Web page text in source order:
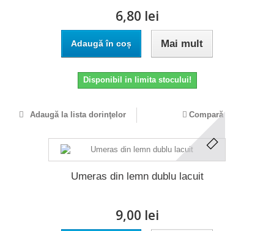
6,80 lei
Adaugă în coș Mai mult
Disponibil in limita stocului!
Adaugă la lista dorinţelor Compară
Umeras din lemn dublu lacuit
9,00 lei